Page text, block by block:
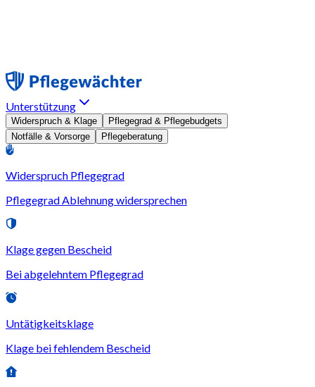
Unterstützung
Widerspruch & Klage
Pflegegrad & Pflegebudgets
Notfälle & Vorsorge
Pflegeberatung
Widerspruch Pflegegrad
Pflegegrad Ablehnung widersprechen
Klage gegen Bescheid
Bei abgelehntem Pflegegrad
Untätigkeitsklage
Klage bei fehlendem Bescheid